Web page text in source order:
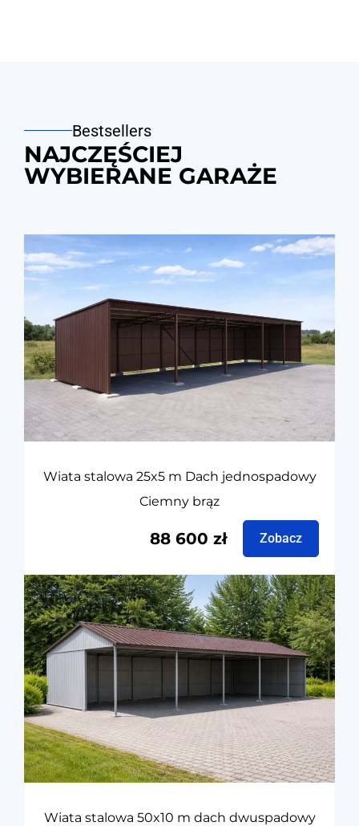
Bestsellers
NAJCZĘŚCIEJ
WYBIERANE GARAŻE
Wiata stalowa 25x5 m Dach jednospadowy
Ciemny brąz
88 600 zł Zobacz
Wiata stalowa 50x10 m dach dwuspadowy